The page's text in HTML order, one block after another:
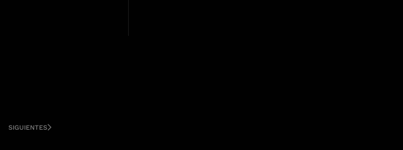
SIGUIENTES